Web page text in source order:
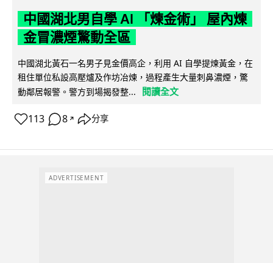
中國湖北男自學 AI 「煉金術」 屋內煉
金冒濃煙驚動全區
中國湖北黃石一名男子見金價高企，利用 AI 自學提煉黃金，在
租住單位私設高壓爐及作坊冶煉，過程產生大量刺鼻濃煙，驚
動鄰居報警。警方到場揭發整...
閱讀全文
113 8 ↗ 分享
ADVERTISEMENT